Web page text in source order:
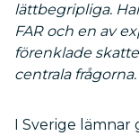
lättbegripliga.
FAR och en av
förenklade
centrala frågorna.
I Sverige lämnar